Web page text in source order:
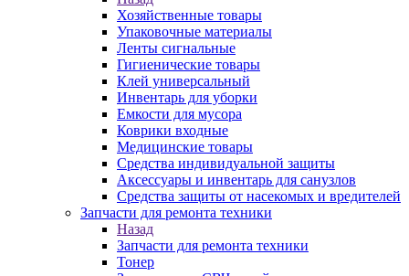
Хозяйственные товары
Упаковочные материалы
Ленты сигнальные
Гигиенические товары
Клей универсальный
Инвентарь для уборки
Емкости для мусора
Коврики входные
Медицинские товары
Средства индивидуальной защиты
Аксессуары и инвентарь для санузлов
Средства защиты от насекомых и вредителей
Запчасти для ремонта техники
Назад
Запчасти для ремонта техники
Тонер